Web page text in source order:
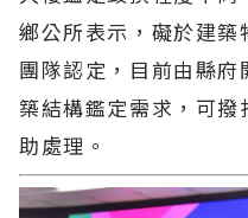
鄉公所表示，礙於建
團隊認定，目前由縣
築結構鑑定需求，可
助處理。